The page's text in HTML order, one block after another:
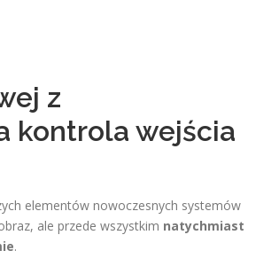
z
kontrola wejścia
elementów nowoczesnych systemów
ale przede wszystkim natychmiast
.